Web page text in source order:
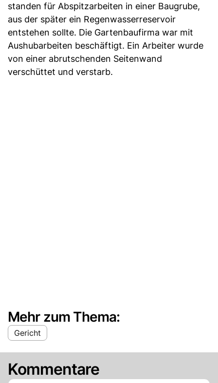
standen für Abspitzarbeiten in einer Baugrube,
aus der später ein Regenwasserreservoir
entstehen sollte. Die Gartenbaufirma war mit
Aushubarbeiten beschäftigt. Ein Arbeiter wurde
von einer abrutschenden Seitenwand
verschüttet und verstarb.
Mehr zum Thema:
Gericht
Kommentare